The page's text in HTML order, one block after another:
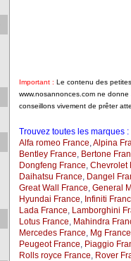
Important : Le contenu des
www.nosannonces.com ne
conseillons vivement de prêter
Trouvez toutes les marques :
Alfa romeo France,Alpina
Bentley France, Bertone
Dongfeng France, Chevrolet
Daihatsu France, Dangel
Great Wall France, General
Hyundai France, Infiniti
Lada France, Lamborghini
Lotus France, Mahindra
Mercedes France, Mg France
Peugeot France, Piaggio
Rolls royce France, Rover